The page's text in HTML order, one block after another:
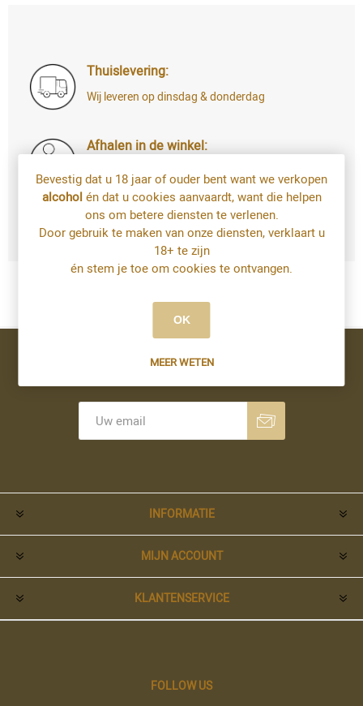
Thuislevering:
Wij leveren op dinsdag & donderdag
Afhalen in de winkel:
Di t.e.m. Za: uw bestelling staat 4u later al
voor u klaar
Bestellingen op zondag en maandag kan u
vanaf dinsdag afhalen
Nieuwsbrief
INFORMATIE
MIJN ACCOUNT
KLANTENSERVICE
FOLLOW US
Bevestig dat u 18 jaar of ouder bent want we verkopen
alcoholén dat u cookies aanvaardt, want die helpen
ons om betere diensten te verlenen.
Door gebruik te maken van onze diensten, verklaart u
18+ te zijn
én stem je toe om cookies te ontvangen.
OK
MEER WETEN